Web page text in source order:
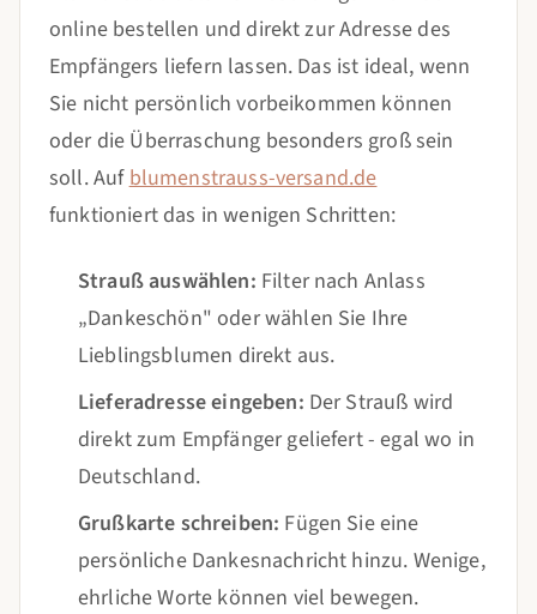
online bestellen und direkt zur Adresse des
Empfängers liefern lassen. Das ist ideal, wenn
Sie nicht persönlich vorbeikommen können
oder die Überraschung besonders groß sein
soll. Aufblumenstrauss-versand.de
funktioniert das in wenigen Schritten:
Strauß auswählen: Filter nach Anlass
„Dankeschön" oder wählen Sie Ihre
Lieblingsblumen direkt aus.
Lieferadresse eingeben: Der Strauß wird
direkt zum Empfänger geliefert - egal wo in
Deutschland.
Grußkarte schreiben: Fügen Sie eine
persönliche Dankesnachricht hinzu. Wenige,
ehrliche Worte können viel bewegen.